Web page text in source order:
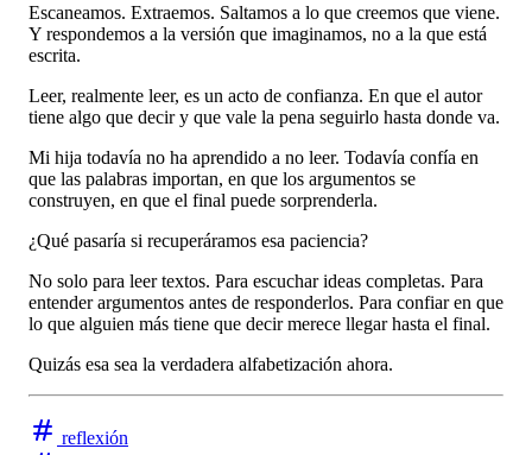
Escaneamos. Extraemos. Saltamos a lo que creemos que viene.
Y respondemos a la versión que imaginamos, no a la que está
escrita.
Leer, realmente leer, es un acto de confianza. En que el autor
tiene algo que decir y que vale la pena seguirlo hasta donde va.
Mi hija todavía no ha aprendido a no leer. Todavía confía en
que las palabras importan, en que los argumentos se
construyen, en que el final puede sorprenderla.
¿Qué pasaría si recuperáramos esa paciencia?
No solo para leer textos. Para escuchar ideas completas. Para
entender argumentos antes de responderlos. Para confiar en que
lo que alguien más tiene que decir merece llegar hasta el final.
Quizás esa sea la verdadera alfabetización ahora.
reflexión